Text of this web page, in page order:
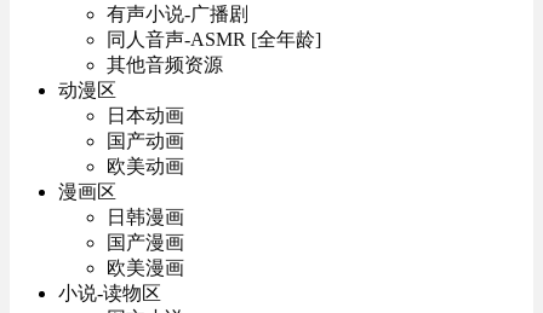
有声小说-广播剧
同人音声-ASMR [全年龄]
其他音频资源
动漫区
日本动画
国产动画
欧美动画
漫画区
日韩漫画
国产漫画
欧美漫画
小说-读物区